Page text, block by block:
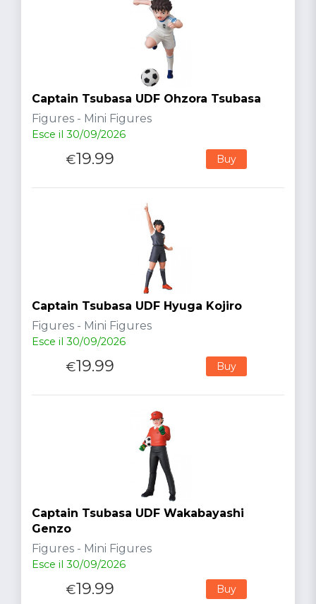
Captain Tsubasa UDF Ohzora Tsubasa
Figures - Mini Figures
Esce il 30/09/2026
€19.99 Buy
Captain Tsubasa UDF Hyuga Kojiro
Figures - Mini Figures
Esce il 30/09/2026
€19.99 Buy
Captain Tsubasa UDF Wakabayashi
Genzo
Figures - Mini Figures
Esce il 30/09/2026
€19.99 Buy